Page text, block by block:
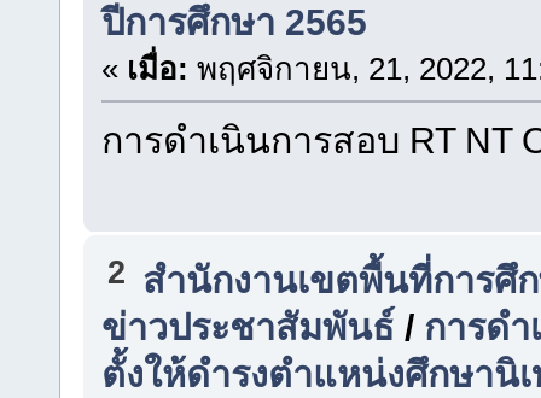
ปีการศึกษา 2565
« เมื่อ: พฤศจิกายน, 21, 2022,
การดำเนินการสอบ RT NT
2 สำนักงานเขตพื้นที่การศึ
ข่าวประชาสัมพันธ์ / การดำ
ตั้งให้ดำรงตำแหน่งศึกษานิ